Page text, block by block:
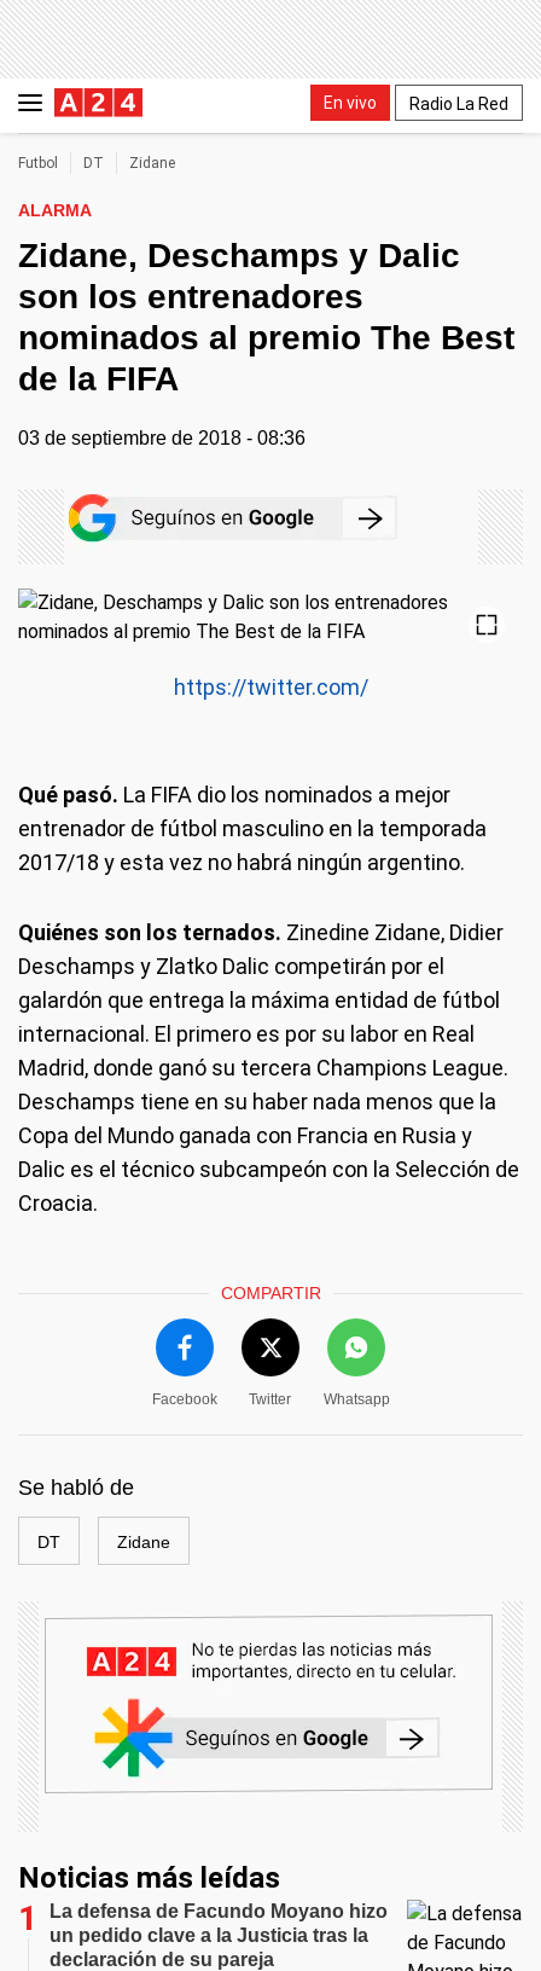
En vivo Radio La Red
Futbol DT Zidane
ALARMA
Zidane, Deschamps y Dalic
son los entrenadores
nominados al premio The Best
de la FIFA
03 de septiembre de 2018 - 08:36
https://twitter.com/
Qué pasó. La FIFA dio los nominados a mejor
entrenador de fútbol masculino en la temporada
2017/18 y esta vez no habrá ningún argentino.
Quiénes son los ternados. Zinedine Zidane, Didier
Deschamps y Zlatko Dalic competirán por el
galardón que entrega la máxima entidad de fútbol
internacional. El primero es por su labor en Real
Madrid, donde ganó su tercera Champions League.
Deschamps tiene en su haber nada menos que la
Copa del Mundo ganada con Francia en Rusia y
Dalic es el técnico subcampeón con la Selección de
Croacia.
COMPARTIR
Facebook Twitter Whatsapp
Se habló de
DT Zidane
Noticias más leídas
La defensa de Facundo Moyano hizo
un pedido clave a la Justicia tras la
declaración de su pareja